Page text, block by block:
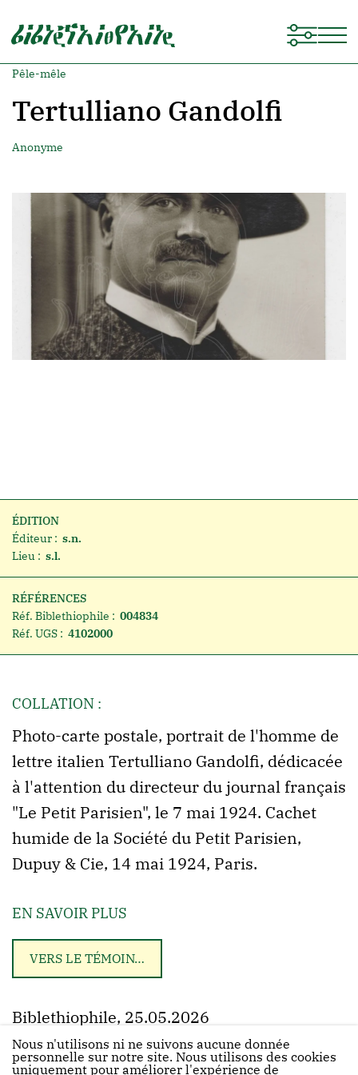
Pêle-mêle
Tertulliano Gandolfi
Anonyme
ÉDITION
Éditeur : s.n.
Lieu : s.l.
RÉFÉRENCES
Réf. Biblethiophile : 004834
Réf. UGS : 4102000
COLLATION :
Photo-carte postale, portrait de l'homme de
lettre italien Tertulliano Gandolfi, dédicacée
à l'attention du directeur du journal français
"Le Petit Parisien", le 7 mai 1924. Cachet
humide de la Société du Petit Parisien,
Dupuy & Cie, 14 mai 1924, Paris.
EN SAVOIR PLUS
VERS LE TÉMOIN…
Biblethiophile, 25.05.2026
Nous n'utilisons ni ne suivons aucune donnée
personnelle sur notre site. Nous utilisons des cookies
uniquement pour améliorer l'expérience de